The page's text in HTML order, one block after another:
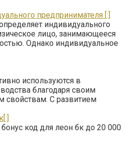
предпринимателя [:]
индивидуального
лицо, занимающееся
Однако индивидуальное
используются в
благодаря своим
свойствам. С развитием
код для леон бк до 20 000